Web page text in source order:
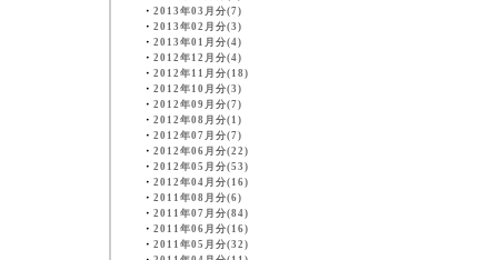
・ 2013年03月分(7)
・ 2013年02月分(3)
・ 2013年01月分(4)
・ 2012年12月分(4)
・ 2012年11月分(18)
・ 2012年10月分(3)
・ 2012年09月分(7)
・ 2012年08月分(1)
・ 2012年07月分(7)
・ 2012年06月分(22)
・ 2012年05月分(53)
・ 2012年04月分(16)
・ 2011年08月分(6)
・ 2011年07月分(84)
・ 2011年06月分(16)
・ 2011年05月分(32)